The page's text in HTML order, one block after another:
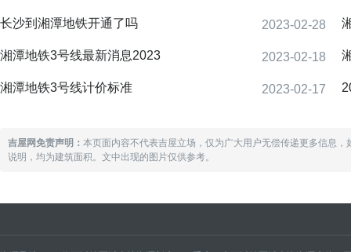
长沙到湘潭地铁开通了吗 2023-02-28
湘潭地铁3号线最新消息2023 2023-02-18
湘潭地铁3号线计价标准 2023-02-17
吉屋网免责声明： 本页面内容不代表吉屋立场，仅为广大用户无偿传递更多信息
说明，均为建筑面积。文中出现的图片仅供参考。